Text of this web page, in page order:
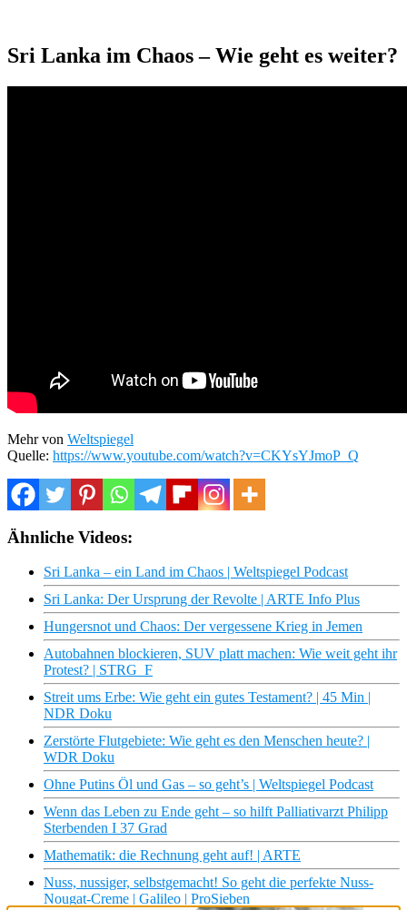
Sri Lanka im Chaos – Wie geht es weiter?
Mehr von Weltspiegel
Quelle: https://www.youtube.com/watch?v=CKYsYJmoP_Q
Ähnliche Videos:
Sri Lanka – ein Land im Chaos | Weltspiegel Podcast
Sri Lanka: Der Ursprung der Revolte | ARTE Info Plus
Hungersnot und Chaos: Der vergessene Krieg in Jemen
Autobahnen blockieren, SUV platt machen: Wie weit geht ihr
Protest? | STRG_F
Streit ums Erbe: Wie geht ein gutes Testament? | 45 Min |
NDR Doku
Zerstörte Flutgebiete: Wie geht es den Menschen heute? |
WDR Doku
Ohne Putins Öl und Gas – so geht’s | Weltspiegel Podcast
Wenn das Leben zu Ende geht – so hilft Palliativarzt Philipp
Sterbenden I 37 Grad
Mathematik: die Rechnung geht auf! | ARTE
Nuss, nussiger, selbstgemacht! So geht die perfekte Nuss-
Nougat-Creme | Galileo | ProSieben